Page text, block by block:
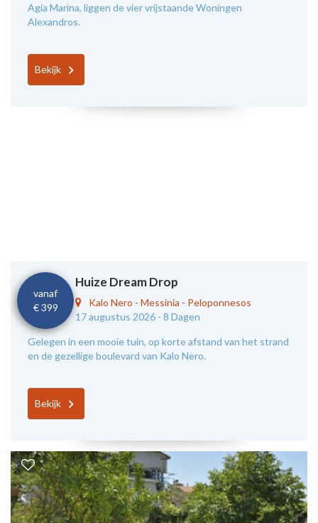
Agía Marína, liggen de vier vrijstaande Woningen
Alexandros.
Bekijk
vanaf
€ 399
Huize Dream Drop
Kalo Nero - Messinia - Peloponnesos
17 augustus 2026 - 8 Dagen
Gelegen in een mooie tuin, op korte afstand van het strand
en de gezellige boulevard van Kalo Nero.
Bekijk